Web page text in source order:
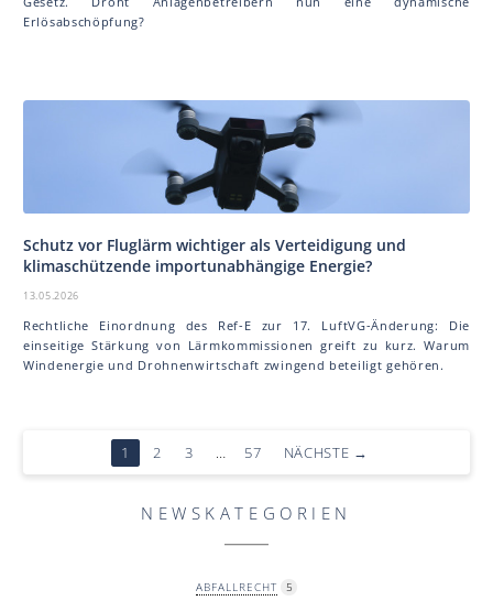
Erlösabschöpfung?
Schutz vor Fluglärm wichtiger als Verteidigung und
klimaschützende importunabhängige Energie?
13.05.2026
Rechtliche Einordnung des Ref-E zur 17. LuftVG-Änderung: Die
einseitige Stärkung von Lärmkommissionen greift zu kurz. Warum
Windenergie und Drohnenwirtschaft zwingend beteiligt gehören.
1 2 3 … 57 NÄCHSTE →
NEWSKATEGORIEN
ABFALLRECHT
5